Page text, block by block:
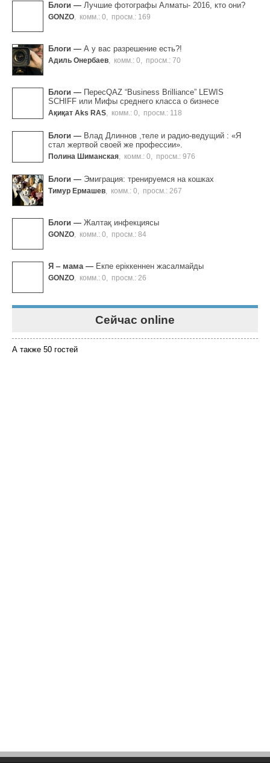
Блоги — Лучшие фотографы Алматы- 2016, кто они?
GONZO комм.: 0 просм.: 169
Блоги — А у вас разрешение есть?!
Адиль Онербаев комм.: 0 просм.: 70
Блоги — ПересQAZ “Business Brilliance” LEWIS
SCHIFF или Мифы среднего класса о бизнесе
Ақиқат Aks RAS комм.: 0 просм.: 118
Блоги — Влад Длиннов ,теле и радио-ведущий : «Я
стал жертвой своей же профессии».
Полина Шиманская комм.: 0 просм.: 976
Блоги — Эмиграция: тренируемся на кошках
Тимур Ермашев комм.: 0 просм.: 267
Блоги — Жалтақ инфекциясы
GONZO комм.: 0 просм.: 84
Я ‒ мама— Екпе еріккеннен жасалмайды
GONZO комм.: 0 просм.: 26
Сейчас online
А также 50 гостей